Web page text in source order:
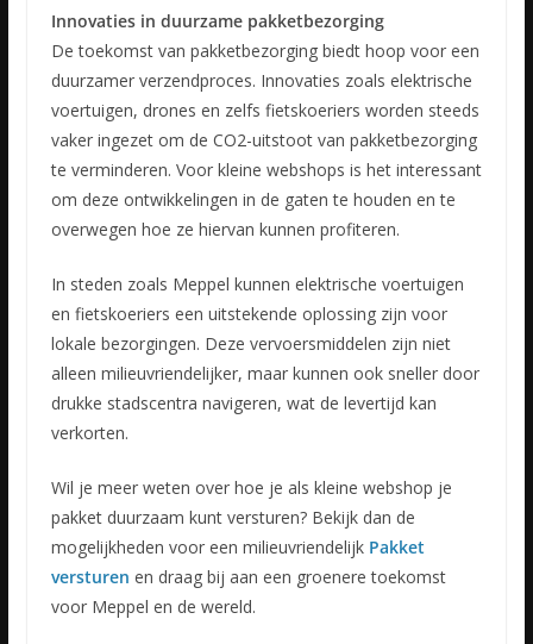
Innovaties in duurzame pakketbezorging
De toekomst van pakketbezorging biedt hoop voor een
duurzamer verzendproces. Innovaties zoals elektrische
voertuigen, drones en zelfs fietskoeriers worden steeds
vaker ingezet om de CO2-uitstoot van pakketbezorging
te verminderen. Voor kleine webshops is het interessant
om deze ontwikkelingen in de gaten te houden en te
overwegen hoe ze hiervan kunnen profiteren.
In steden zoals Meppel kunnen elektrische voertuigen
en fietskoeriers een uitstekende oplossing zijn voor
lokale bezorgingen. Deze vervoersmiddelen zijn niet
alleen milieuvriendelijker, maar kunnen ook sneller door
drukke stadscentra navigeren, wat de levertijd kan
verkorten.
Wil je meer weten over hoe je als kleine webshop je
pakket duurzaam kunt versturen? Bekijk dan de
mogelijkheden voor een milieuvriendelijk Pakket
versturen en draag bij aan een groenere toekomst
voor Meppel en de wereld.